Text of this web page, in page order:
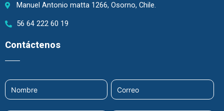
Manuel Antonio matta 1266, Osorno, Chile.
56 64 222 60 19
Contáctenos